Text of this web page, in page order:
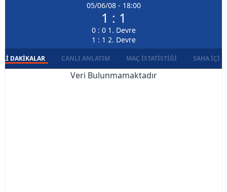
05/06/08 - 18:00
1 : 1
0 : 0 1. Devre
1 : 1 2. Devre
DAKIKALAR CANLI ANLATIM MAÇ İSTATISTIĞI SAHA İÇI
Veri Bulunmamaktadır